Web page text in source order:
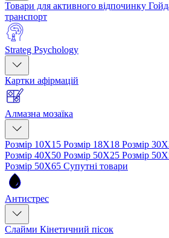
Товари для активного відпочинку
транспорт
Strateg Psychology
Картки афірмацій
Алмазна мозаїка
Розмір 10Х15 Розмір 18Х18 Розмір
Розмір 40Х50 Розмір 50Х25 Розмір
Розмір 50Х65 Супутні товари
Антистрес
Слайми Кінетичний пісок